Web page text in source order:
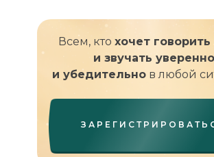
Всем, кто хочет говорить
и звучать уверенно
и убедительно в любой